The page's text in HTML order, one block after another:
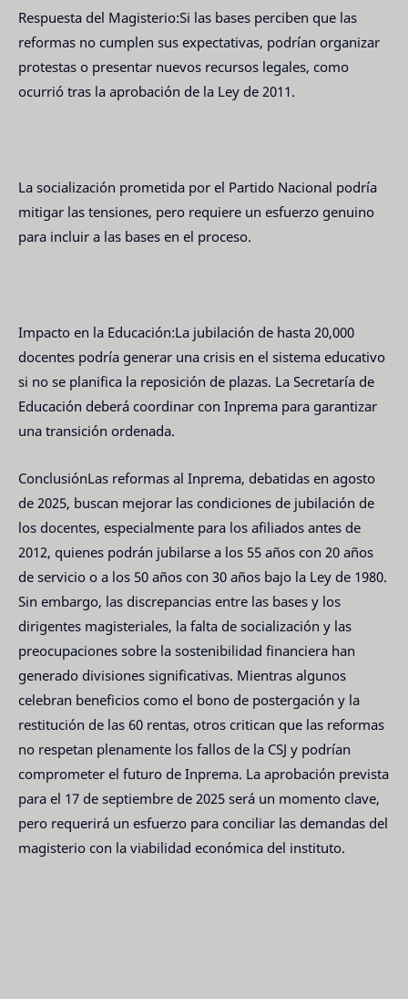
Respuesta del Magisterio:Si las bases perciben que las
reformas no cumplen sus expectativas, podrían organizar
protestas o presentar nuevos recursos legales, como
ocurrió tras la aprobación de la Ley de 2011.
La socialización prometida por el Partido Nacional podría
mitigar las tensiones, pero requiere un esfuerzo genuino
para incluir a las bases en el proceso.
Impacto en la Educación:La jubilación de hasta 20,000
docentes podría generar una crisis en el sistema educativo
si no se planifica la reposición de plazas. La Secretaría de
Educación deberá coordinar con Inprema para garantizar
una transición ordenada.
ConclusiónLas reformas al Inprema, debatidas en agosto
de 2025, buscan mejorar las condiciones de jubilación de
los docentes, especialmente para los afiliados antes de
2012, quienes podrán jubilarse a los 55 años con 20 años
de servicio o a los 50 años con 30 años bajo la Ley de 1980.
Sin embargo, las discrepancias entre las bases y los
dirigentes magisteriales, la falta de socialización y las
preocupaciones sobre la sostenibilidad financiera han
generado divisiones significativas. Mientras algunos
celebran beneficios como el bono de postergación y la
restitución de las 60 rentas, otros critican que las reformas
no respetan plenamente los fallos de la CSJ y podrían
comprometer el futuro de Inprema. La aprobación prevista
para el 17 de septiembre de 2025 será un momento clave,
pero requerirá un esfuerzo para conciliar las demandas del
magisterio con la viabilidad económica del instituto.